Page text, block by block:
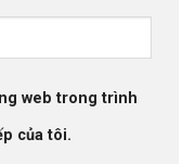
web trong trình
của tôi.